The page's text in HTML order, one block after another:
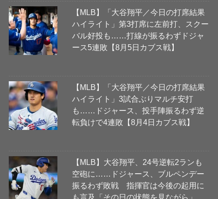
【MLB】「大谷翔平／今日の打席結果
ハイライト」第3打席に左前打、スクー
バル好投も……打線が振るわずドジャ
ース5連敗【8月5日カブス戦】
【MLB】「大谷翔平／今日の打席結果
ハイライト」3試合ぶりマルチ安打
も……ドジャース、投手陣振るわず逆
転負けで4連敗【8月4日カブス戦】
【MLB】大谷翔平、24号逆転2ランも
空砲に……ドジャース、ブルペンデー
振るわず敗戦 指揮官は今後の起用に
も言及「その日の状態を見ながら」